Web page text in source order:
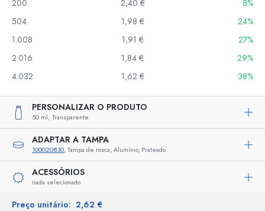
200
2,40 €
8%
504
1,98 €
24%
1.008
1,91 €
27%
2.016
1,84 €
29%
4.032
1,62 € 38%
PERSONALIZAR O PRODUTO
50 ml, Transparente
ADAPTAR A TAMPA
100020830, Tampa de rosca, Alumínio, Prateado
ACESSÓRIOS
nada selecionado
Preço unitário: 2,62 €